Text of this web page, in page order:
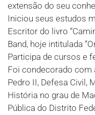
extensão do seu
Iniciou seus estudos
Escritor do livro
Band, hoje intitulada
Participa de cursos e
Foi condecorado com
Pedro II, Defesa Civil,
História no grau de
Pública do Distrito